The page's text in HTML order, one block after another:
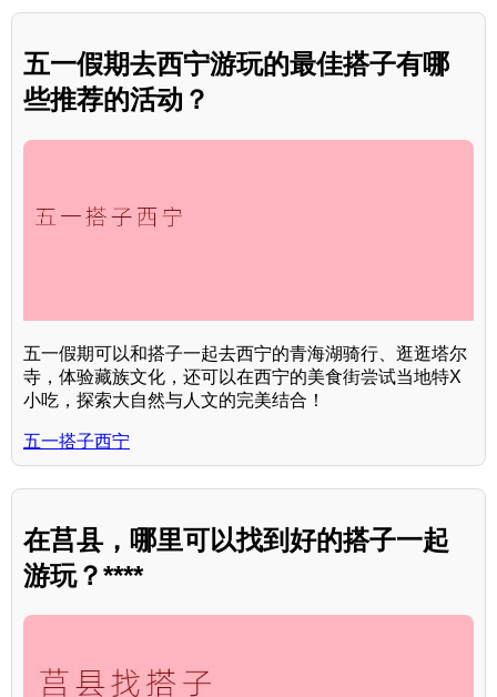
五一假期去西宁游玩的最佳搭子有哪
些推荐的活动？
五一假期可以和搭子一起去西宁的青海湖骑行、逛逛塔尔
寺，体验藏族文化，还可以在西宁的美食街尝试当地特X
小吃，探索大自然与人文的完美结合！
五一搭子西宁
在莒县，哪里可以找到好的搭子一起
游玩？****